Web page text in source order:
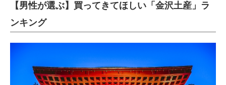
【男性が選ぶ】買ってきてほしい「金沢土産」ラ
ンキング